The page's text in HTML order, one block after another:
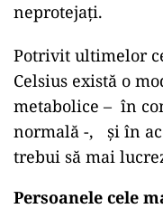
neprotejați.
Potrivit ultimelor
Celsius există o
metabolice – în
normală -, și în
trebui să mai
Persoanele cele